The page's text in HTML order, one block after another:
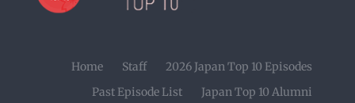
Home Staff
2026 Japan Top 10 Episodes
Past Episode List
Japan Top 10 Alumni